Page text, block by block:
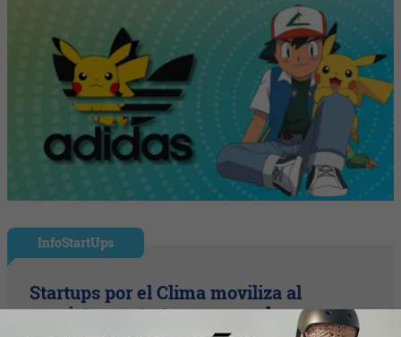
InfoStartUps
Startups por el Clima moviliza al
ecosistema startup para acelerar